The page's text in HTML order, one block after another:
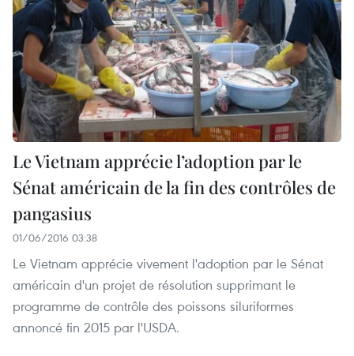
Le Vietnam apprécie l’adoption par le
Sénat américain de la fin des contrôles de
pangasius
01/06/2016 03:38
Le Vietnam apprécie vivement l'adoption par le Sénat
américain d'un projet de résolution supprimant le
programme de contrôle des poissons siluriformes
annoncé fin 2015 par l'USDA.